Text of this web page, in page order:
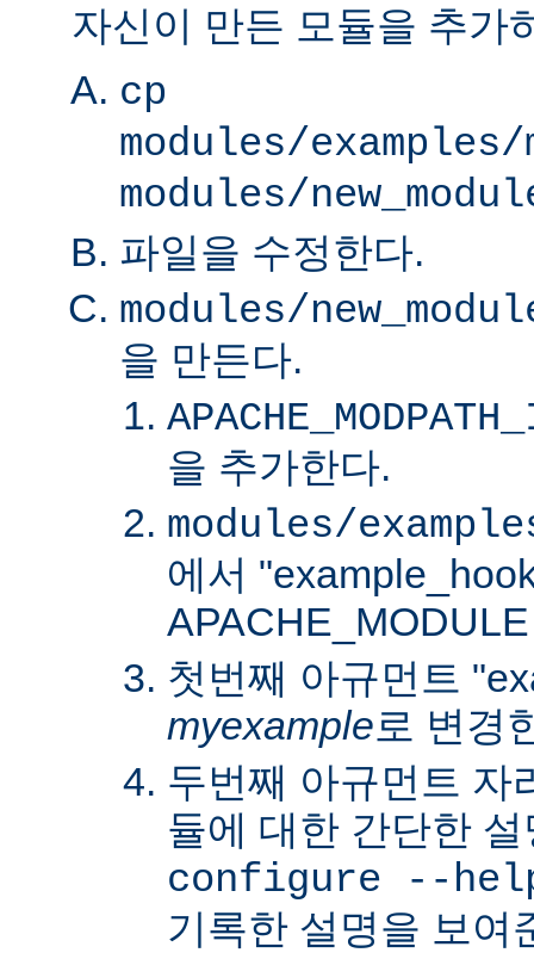
자신이 만든 모듈을 추가
cp
modules/examples/
modules/
파일을 수정한다.
modules/
을 만든다.
을 추가한다.
modules/
에서
첫번째 아규먼트
myexample로 변경
두번째 아규먼트 자
듈에 대한 간단한
configure --
기록한 설명을 보여